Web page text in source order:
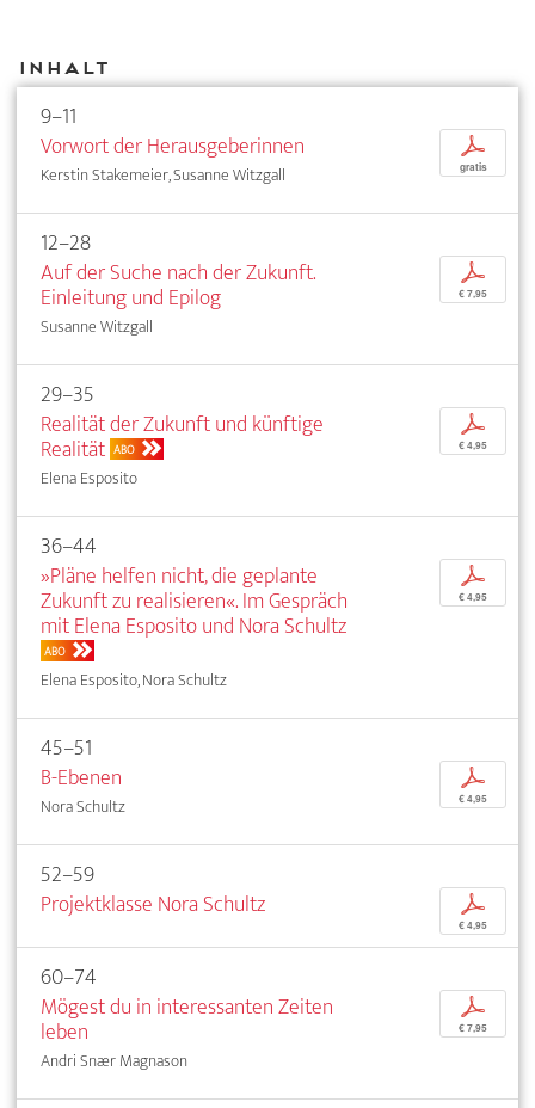
Inhalt
9–11
Vorwort der Herausgeberinnen
Kerstin Stakemeier, Susanne Witzgall
p
gratis
12–28
Auf der Suche nach der Zukunft.
Einleitung und Epilog
Susanne Witzgall
p
€ 7,95
29–35
Realität der Zukunft und künftige
Realität ABO
Elena Esposito
p
€ 4,95
36–44
»Pläne helfen nicht, die geplante
Zukunft zu realisieren«. Im Gespräch
mit Elena Esposito und Nora Schultz
ABO
Elena Esposito, Nora Schultz
p
€ 4,95
45–51
B-Ebenen
Nora Schultz
p
€ 4,95
52–59
Projektklasse Nora Schultz
p
€ 4,95
60–74
Mögest du in interessanten Zeiten
leben
Andri Snær Magnason
p
€ 7,95